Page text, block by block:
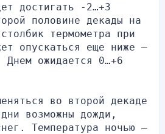
достигать -2…+3
половине декады на
термометра при
опускаться еще ниже —
ожидается 0…+6
во второй декаде
возможны дожди,
Температура ночью —